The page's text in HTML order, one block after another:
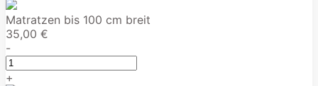
Matratzen bis 100 cm breit
35,00 €
-
+